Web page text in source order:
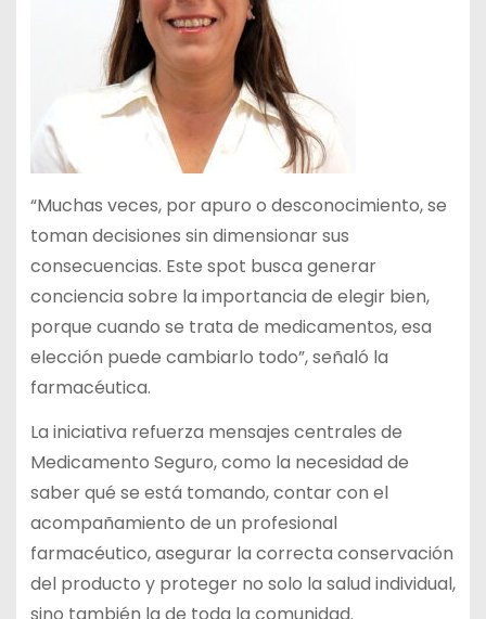
“Muchas veces, por apuro o desconocimiento, se
toman decisiones sin dimensionar sus
consecuencias. Este spot busca generar
conciencia sobre la importancia de elegir bien,
porque cuando se trata de medicamentos, esa
elección puede cambiarlo todo”, señaló la
farmacéutica.
La iniciativa refuerza mensajes centrales de
Medicamento Seguro, como la necesidad de
saber qué se está tomando, contar con el
acompañamiento de un profesional
farmacéutico, asegurar la correcta conservación
del producto y proteger no solo la salud individual,